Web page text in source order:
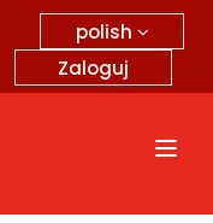
polish
Zaloguj